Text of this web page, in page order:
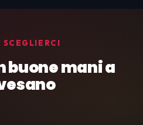
SCEGLIERCI
buone mani a